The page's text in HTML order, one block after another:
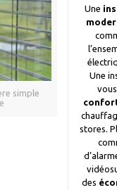
simple
Une
Une
stores.
des